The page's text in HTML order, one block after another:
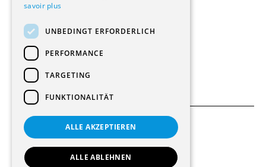
Medizinische Einrichtungen
Kultur - Sport - Freizeit
Industrie - Handwerk
Transport und Parkplätze
Diverse Bauten
Allgemeine Bedingungen
savoir plus
UNBEDINGT ERFORDERLICH
PERFORMANCE
TARGETING
FUNKTIONALITÄT
ALLE AKZEPTIEREN
ALLE ABLEHNEN